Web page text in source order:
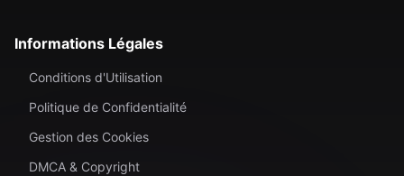
Informations Légales
Conditions d'Utilisation
Politique de Confidentialité
Gestion des Cookies
DMCA & Copyright